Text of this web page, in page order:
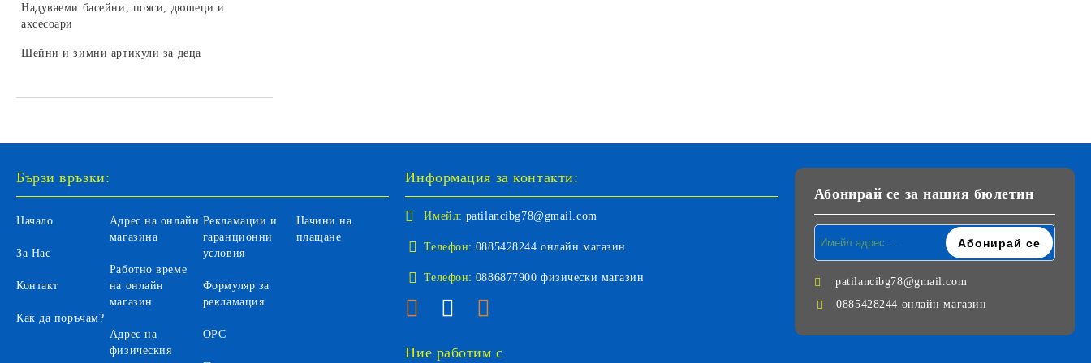
LEGO SONIC
LEGO DISNEY
LEGO Fortnite
LEGO Gabby's Dollhouse
Камиони за деца
Селскостопански машини за деца
Трансформъри и роботи
Хоби модели за сглобяване
колекционери
Бебешки играчки за легло и колички
Играчки и залъгалки за бебета
бебета
Вани и аксесоари за къпане на
бебета
Бебешки гърнета и седалки
Аксесоари за баня и тоалетна
Детски инхалатори и термометри
Надуваеми басейни, пояси, дюшеци и
аксесоари
Шейни и зимни артикули за деца
Бързи връзки:
Начало
За Нас
Контакт
Как да поръчам?
Адрес на онлайн
магазина
Работно време
на онлайн
магазин
Адрес на
физическия
Рекламации и
гаранционни
условия
Формуляр за
рекламация
ОРС
Начини на
плащане
Информация за контакти:
Имейл: patilancibg78@gmail.com
Телефон: 0885428244 онлайн магазин
Телефон: 0886877900 физически магазин
Ние работим с
Абонирай се за нашия бюлетин
patilancibg78@gmail.com
0885428244 онлайн магазин